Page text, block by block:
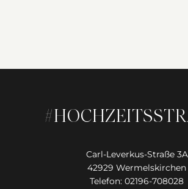
Carl-Leverkus-Straße 3A
42929 Wermelskirchen
Telefon: 02196-708028